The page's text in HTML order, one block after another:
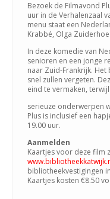
Bezoek de Filmavond
uur in de Verhalenzaal
menu staat een
Krabbé, Olga
In deze komedie van
senioren en een jonge
naar Zuid-Frankrijk.
snel zullen vergeten.
eind te vermaken,
serieuze onderwerpen
Plus is inclusief een
19.00 uur.
Aanmelden
Kaartjes voor deze film
bibliotheekvestigingen
Kaartjes kosten €8.50